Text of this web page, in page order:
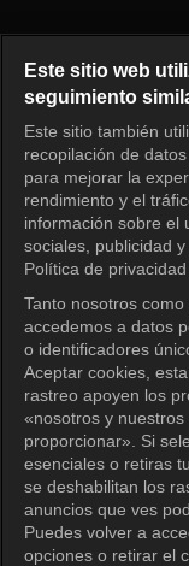
Este sitio web
seguimiento
Este sitio también
recopilación de
para mejorar la
rendimiento y el
información sobre el
sociales, publicidad
Política de
Tanto nosotros
accedemos a datos
o identificadores
Aceptar cookies,
rastreo apoyen los
«nosotros y
proporcionar». Si
esenciales o retiras
se deshabilitan los
anuncios que ves
Puedes volver a
opciones o retirar el